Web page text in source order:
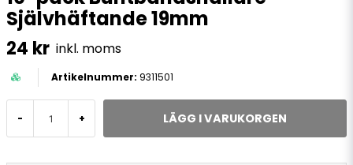
Självhäftande 19mm
24 kr inkl. moms
9311501
- + LÄGG I VARUKORGEN